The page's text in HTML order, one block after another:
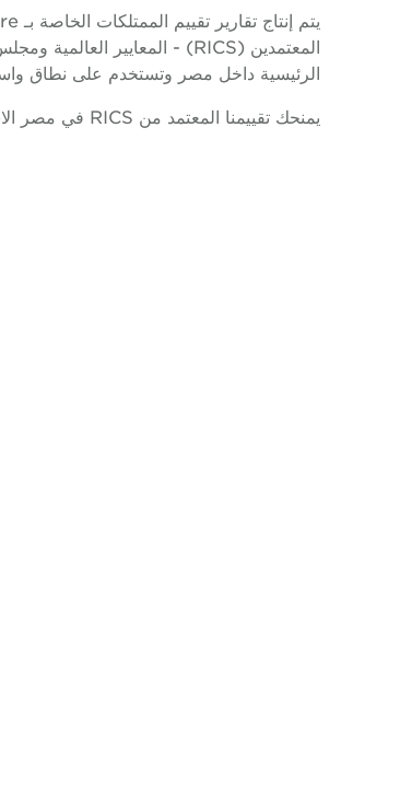
الرئيسية داخل مصر وتستخدم على نطاق
يمنحك تقييمنا المعتمد من RICS في مصر الاستفادة من مشورة الخبراء بشأن تقييمات العقارات من جميع الأنواع.